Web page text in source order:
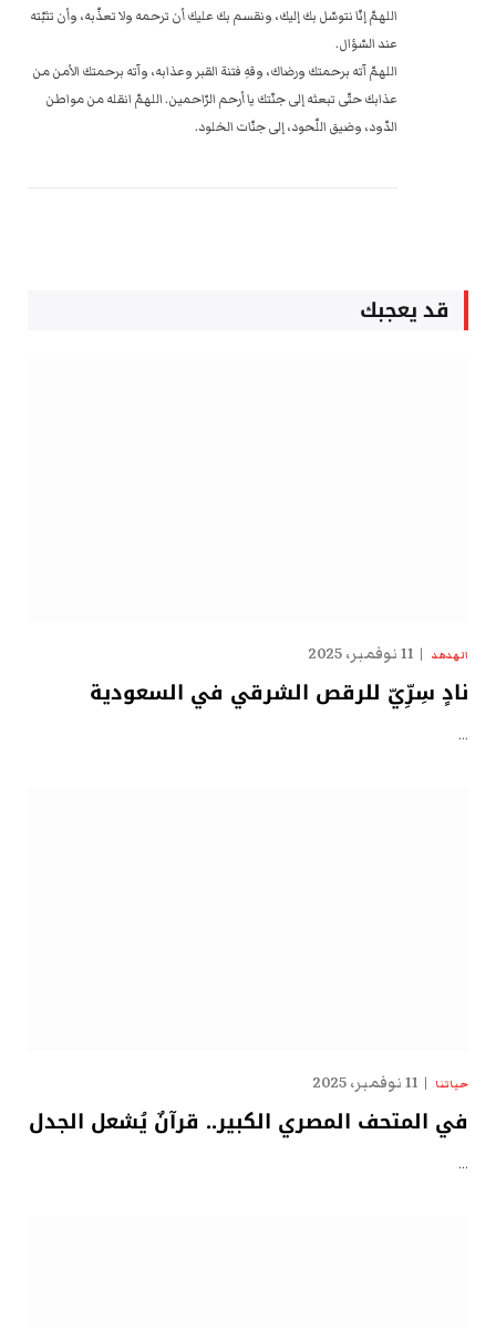
اللهمّ إنّا نتوسّل بك إليك، ونقسم بك عليك أن ترحمه ولا تعذّبه، وأن تثبّته
عند السّؤال.
اللهمّ آته برحمتك ورضاك، وقهِ فتنة القبر وعذابه، وآته برحمتك الأمن من
عذابك حتّى تبعثه إلى جنّتك يا أرحم الرّاحمين. اللهمّ انقله من مواطن
الدّود، وضيق اللّحود، إلى جنّات الخلود.
قد يعجبك
الهدهد 11 نوفمبر، 2025
نادٍ سِرِّيّ للرقص الشرقي في السعودية
…
حياتنا 11 نوفمبر، 2025
في المتحف المصري الكبير.. قرآنٌ يُشعل الجدل
…